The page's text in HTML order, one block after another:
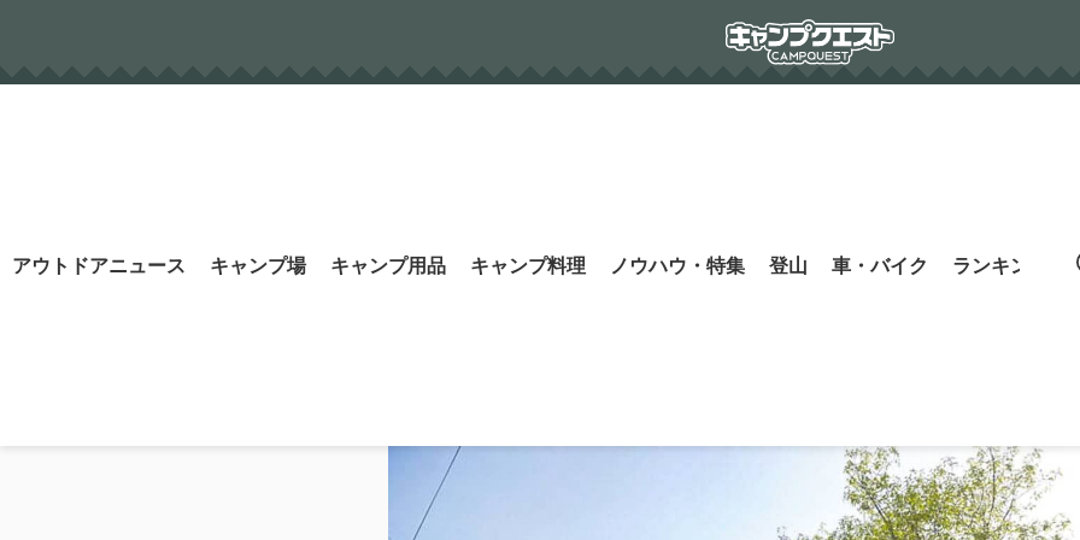
アウトドアニュース キャンプ場 キャンプ用品 キャンプ料理 ノウハウ・特集 登山 車・バイク ランキング
Search